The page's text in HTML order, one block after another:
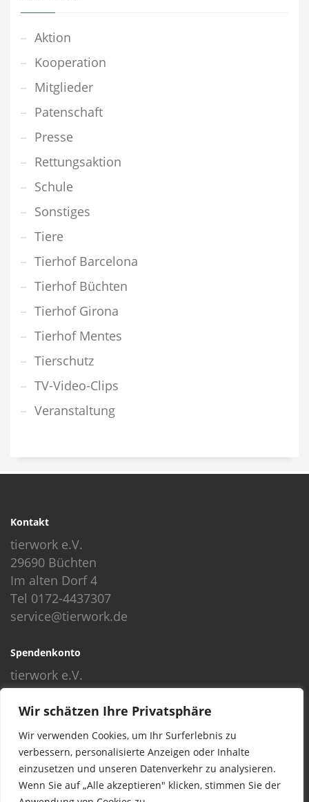
Wir schätzen Ihre Privatsphäre
Wir verwenden Cookies, um Ihr Surferlebnis zu
verbessern, personalisierte Anzeigen oder Inhalte
einzusetzen und unseren Datenverkehr zu analysieren.
Wenn Sie auf „Alle akzeptieren" klicken, stimmen Sie der
Aktion
Kooperation
Mitglieder
Patenschaft
Presse
Rettungsaktion
Schule
Sonstiges
Tiere
Tierhof Barcelona
Tierhof Büchten
Tierhof Girona
Tierhof Mentes
Tierschutz
TV-Video-Clips
Veranstaltung
Kontakt
tierwork e.V.
29690 Büchten
Im alten Dorf 4
Tel 0172-4437307
service@tierwork.de
Spendenkonto
tierwork e.V.
Volksbank
BLZ: 24060300
Konto: 4902218000
IBAN: DE68240603004902218000
BIC: GENODEF1NBU